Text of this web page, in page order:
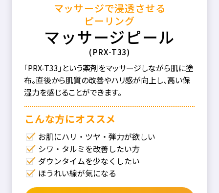
マッサージで浸透させる
ピーリング
マッサージピール
(PRX-T33)
「PRX-T33」という薬剤をマッサージしながら肌に塗
布。直後から肌質の改善やハリ感が向上し、高い保
湿力を感じることができます。
こんな⽅にオススメ
お肌にハリ・ツヤ・弾力が欲しい
シワ・タルミを改善したい方
ダウンタイムを少なくしたい
ほうれい線が気になる